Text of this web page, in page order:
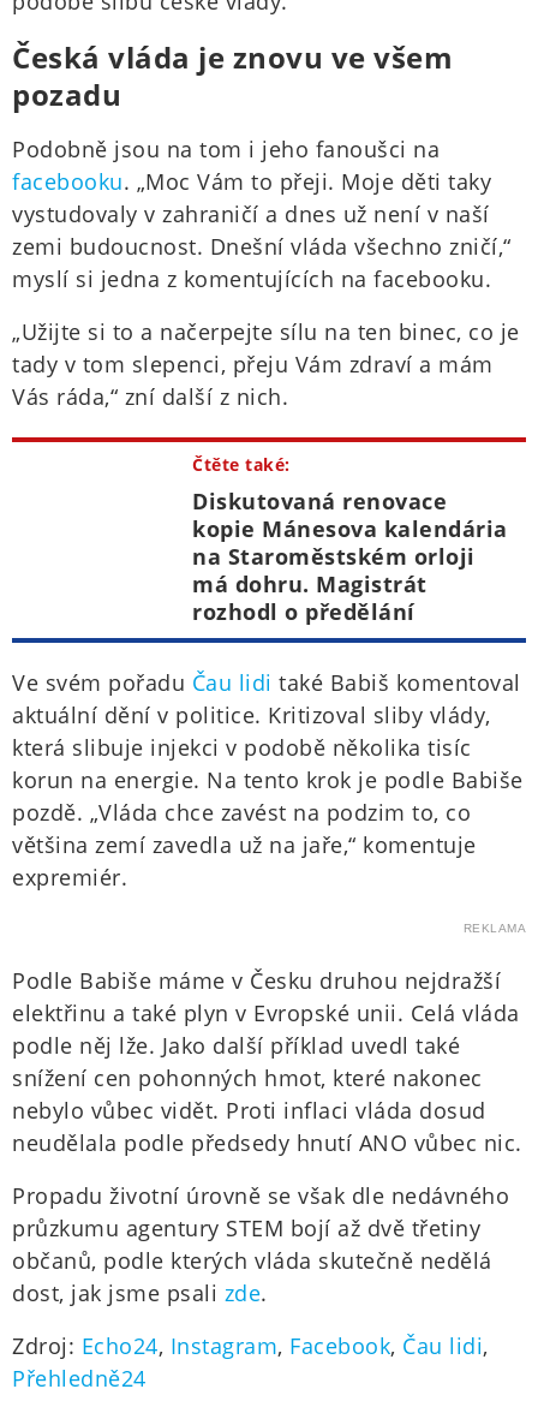
Česká vláda je znovu ve všem
pozadu
Podobně jsou na tom i jeho fanoušci na
facebooku. „Moc Vám to přeji. Moje děti taky
vystudovaly v zahraničí a dnes už není v naší
zemi budoucnost. Dnešní vláda všechno zničí,“
myslí si jedna z komentujících na facebooku.
„Užijte si to a načerpejte sílu na ten binec, co je
tady v tom slepenci, přeju Vám zdraví a mám
Vás ráda,“ zní další z nich.
Čtěte také:
Diskutovaná renovace
kopie Mánesova kalendária
na Staroměstském orloji
má dohru. Magistrát
rozhodl o předělání
Ve svém pořadu Čau lidi také Babiš komentoval
aktuální dění v politice. Kritizoval sliby vlády,
která slibuje injekci v podobě několika tisíc
korun na energie. Na tento krok je podle Babiše
pozdě. „Vláda chce zavést na podzim to, co
většina zemí zavedla už na jaře,“ komentuje
expremiér.
REKLAMA
Podle Babiše máme v Česku druhou nejdražší
elektřinu a také plyn v Evropské unii. Celá vláda
podle něj lže. Jako další příklad uvedl také
snížení cen pohonných hmot, které nakonec
nebylo vůbec vidět. Proti inflaci vláda dosud
neudělala podle předsedy hnutí ANO vůbec nic.
Propadu životní úrovně se však dle nedávného
průzkumu agentury STEM bojí až dvě třetiny
občanů, podle kterých vláda skutečně nedělá
dost, jak jsme psali zde.
Zdroj: Echo24, Instagram, Facebook, Čau lidi,
Přehledně24